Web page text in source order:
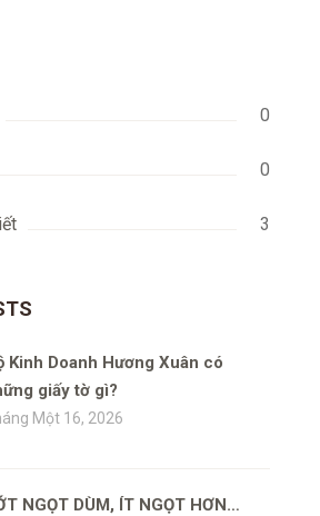
0
0
3
Kinh Doanh Hương Xuân có
giấy tờ gì?
Một 16, 2026
NGỌT DÙM, ÍT NGỌT HƠN…